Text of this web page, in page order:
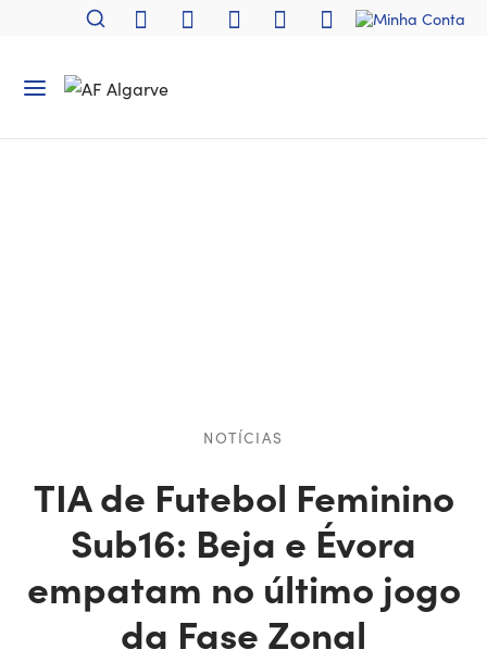
NOTÍCIAS
TIA de Futebol Feminino
Sub16: Beja e Évora
empatam no último jogo
da Fase Zonal